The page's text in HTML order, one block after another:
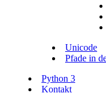
Unicode
Pfade in
Python 3
Kontakt